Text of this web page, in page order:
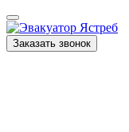
Заказать звонок